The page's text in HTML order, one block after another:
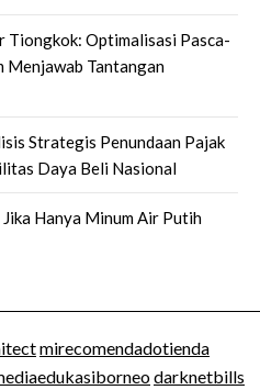
Optimalisasi Pasca-
Menjawab Tantangan
Strategis Penundaan Pajak
Daya Beli Nasional
Hanya Minum Air Putih
mirecomendadotienda
darknetbills